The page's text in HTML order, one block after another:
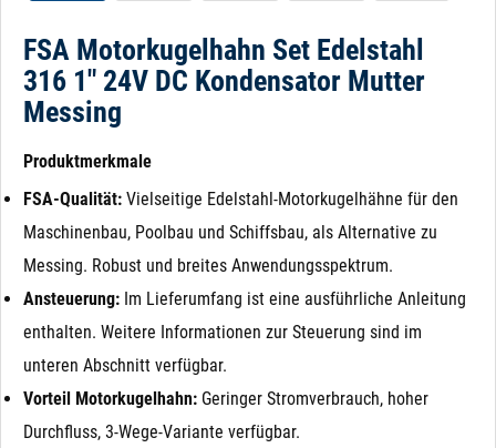
FSA Motorkugelhahn Set Edelstahl
316 1" 24V DC Kondensator Mutter
Messing
Produktmerkmale
FSA-Qualität: Vielseitige Edelstahl-Motorkugelhähne für den
Maschinenbau, Poolbau und Schiffsbau, als Alternative zu
Messing. Robust und breites Anwendungsspektrum.
Ansteuerung: Im Lieferumfang ist eine ausführliche Anleitung
enthalten. Weitere Informationen zur Steuerung sind im
unteren Abschnitt verfügbar.
Vorteil Motorkugelhahn: Geringer Stromverbrauch, hoher
Durchfluss, 3-Wege-Variante verfügbar.